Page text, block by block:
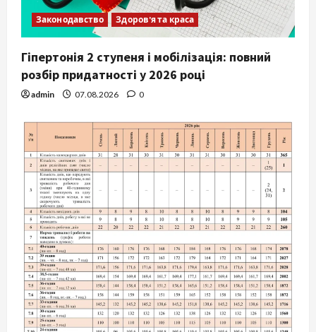
Законодавство Здоров'я та краса
Гіпертонія 2 ступеня і мобілізація: повний
розбір придатності у 2026 році
admin 07.08.2026 0